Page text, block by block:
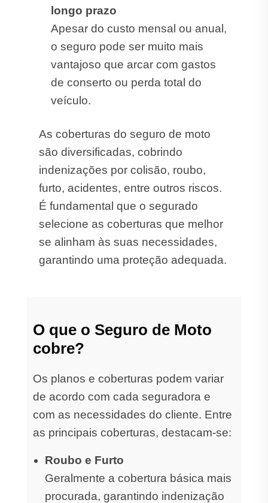
longo prazo
Apesar do custo mensal ou anual,
o seguro pode ser muito mais
vantajoso que arcar com gastos
de conserto ou perda total do
veículo.
As coberturas do seguro de moto
são diversificadas, cobrindo
indenizações por colisão, roubo,
furto, acidentes, entre outros riscos.
É fundamental que o segurado
selecione as coberturas que melhor
se alinham às suas necessidades,
garantindo uma proteção adequada.
O que o Seguro de Moto
cobre?
Os planos e coberturas podem variar
de acordo com cada seguradora e
com as necessidades do cliente. Entre
as principais coberturas, destacam-se:
Roubo e Furto
Geralmente a cobertura básica mais
procurada, garantindo indenização